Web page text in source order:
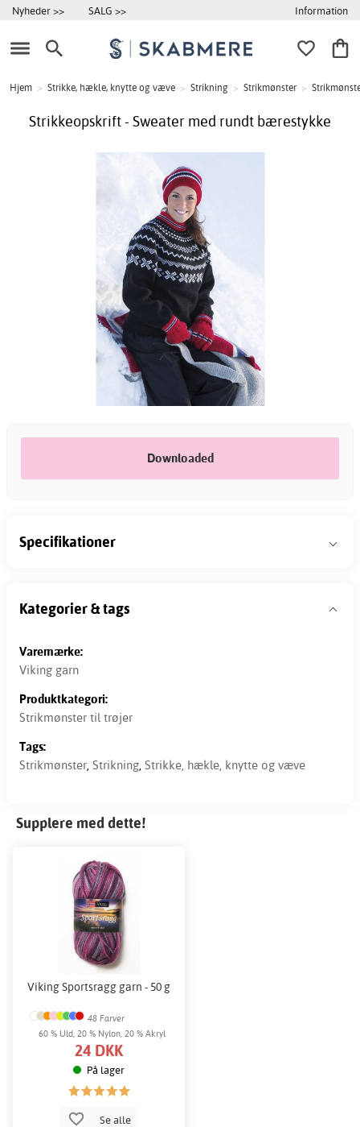
Nyheder >> SALG >> Information
Hjem > Strikke, hækle, knytte og væve > Strikning > Strikmønster >
Strikkeopskrift - Sweater med rundt bærestykke
Downloaded
Specifikationer
Kategorier & tags
Varemærke:
Viking garn
Produktkategori:
Strikmønster til trøjer
Tags:
Strikmønster, Strikning, Strikke, hækle, knytte og væve
Supplere med dette!
Viking Sportsragg garn - 50 g
48 Farver
60 % Uld, 20 % Nylon, 20 % Akryl
24 DKK
På lager
Se alle